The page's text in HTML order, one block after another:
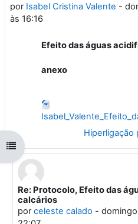
Abrir índice da disciplina
por Isabel Cristina Valente -
às 16:16
Efeito das águas
anexo
Hiperligação
Em resposta a 'Isabel
Re: Protocolo, Efeito das
calcários
porceleste calado -